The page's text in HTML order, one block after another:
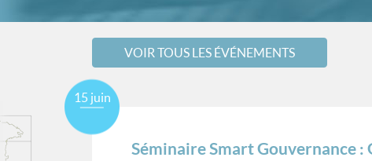
VOIR TOUS LES ÉVÉNEMENTS
Séminaire Smart Gouvernance
15 juin